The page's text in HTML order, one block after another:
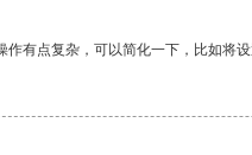
作有点复杂，可以简化一下，比如将设